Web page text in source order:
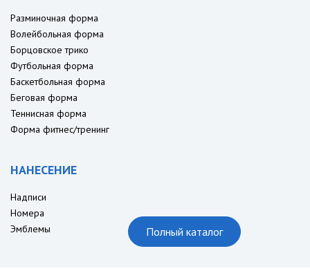
Разминочная форма
Волейбольная форма
Борцовское трико
Футбольная форма
Баскетбольная форма
Беговая форма
Теннисная форма
Форма фитнес/тренинг
НАНЕСЕНИЕ
Надписи
Номера
Эмблемы
Полный каталог